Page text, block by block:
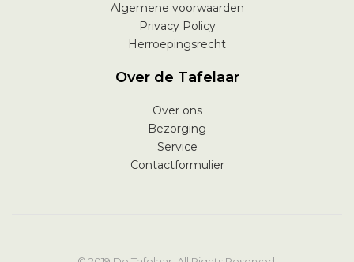
Algemene voorwaarden
Privacy Policy
Herroepingsrecht
Over de Tafelaar
Over ons
Bezorging
Service
Contactformulier